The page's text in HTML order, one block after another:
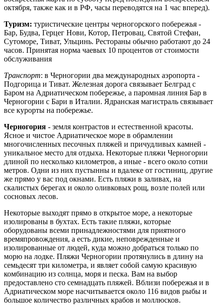
октября, также как и в РФ, часы переводятся на 1 час вперед).
Туризм: туристические центры черногорского побережья -
Бар, Будва, Герцег Нови, Котор, Петровац, Святой Стефан,
Сутоморе, Тиват, Ульцинь. Рестораны обычно работают до 24
часов. Принятая норма чаевых 10 процентов от стоимости
обслуживания
Транспорт: в Черногории два международных аэропорта -
Подгорица и Тиват. Железная дорога связывает Белград с
Баром на Адриатическом побережье, а паромная линия Бар в
Черногории с Бари в Италии. Ядранская магистраль связывает
все курорты на побережье.
Черногория - земля контрастов и естественной красоты.
Ясное и чистое Адриатическое море в обрамлении
многочисленных песочных пляжей и причудливых камней -
уникальное место для отдыха. Некоторые пляжи Черногории
длиной по несколько километров, а иные - всего около сотни
метров. Одни из них пустынны и вдалеке от гостиниц, другие
же прямо у вас под окнами. Есть пляжи в заливах, на
скалистых берегах и около оливковых рощ, возле полей или
сосновых лесов.
Некоторые выходят прямо в открытое море, а некоторые
изолированы в бухтах. Есть такие пляжи, которые
оборудованы всеми принадлежностями для приятного
времяпровождения, а есть дикие, неповрежденные и
изолированные от людей, куда можно добраться только по
морю на лодке. Пляжи Черногории протянулись в длину на
семьдесят три километра, и являет собой самую красивую
комбинацию из солнца, моря и песка. Вам на выбор
предоставлено сто семнадцать пляжей. Вблизи побережья и в
Адриатическом море насчитывается около 116 видов рыбы и
большое количество различных крабов и моллюсков.